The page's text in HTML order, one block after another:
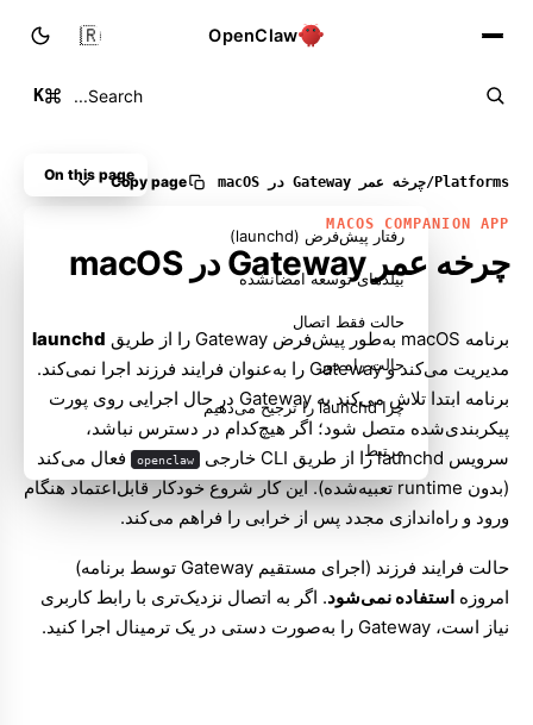
OpenClaw
Search...
K
🇮🇷
Platforms
/چرخه عمر Gateway در macOS Copy page
MACOS COMPANION APP
چرخه عمر Gateway در macOS
برنامه macOS به‌طور پیش‌فرض Gateway را از طریق
launchd
مدیریت می‌کند و Gateway را به‌عنوان فرایند فرزند اجرا نمی‌کند.
برنامه ابتدا تلاش می‌کند به Gateway در حال اجرایی روی پورت
پیکربندی‌شده متصل شود؛ اگر هیچ‌کدام در دسترس نباشد،
سرویس launchd را از طریق CLI خارجی
openclaw فعال می‌کند
(بدون runtime تعبیه‌شده). این کار شروع خودکار قابل‌اعتماد هنگام
ورود و راه‌اندازی مجدد پس از خرابی را فراهم می‌کند.
حالت فرایند فرزند (اجرای مستقیم Gateway توسط برنامه)
امروزه استفاده نمی‌شود. اگر به اتصال نزدیک‌تری با رابط کاربری
نیاز است، Gateway را به‌صورت دستی در یک ترمینال اجرا کنید.
On this page
رفتار پیش‌فرض (launchd)
بیلدهای توسعه امضانشده
حالت فقط اتصال
حالت راه دور
چرا launchd را ترجیح می‌دهیم
مرتبط